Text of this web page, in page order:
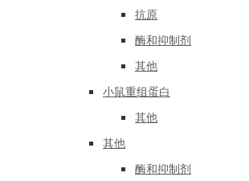
抗原
酶和抑制剂
其他
小鼠重组蛋白
其他
其他
酶和抑制剂